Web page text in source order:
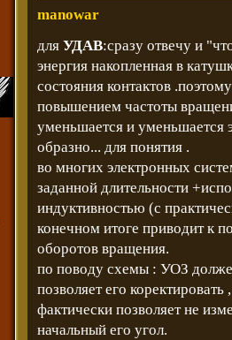
manowar
для УДАВ:сразу отвечу и
энергия накопленная в
состояния контактов
повышением частоты
уменьшается и уменьшается
образно... для понятия .
во многих электронных
заданной длительности
индуктивностью (с
конечном итоге приводит к
оборотов вращения.
по поводу схемы : УОЗ
позволяет его
фактически позволяет не
начальный его угол.